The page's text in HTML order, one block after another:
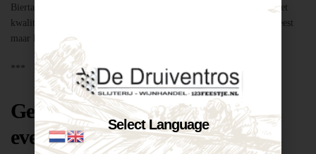
Biertap huren locatie Breda – snel geregeld via Druiventros.com, met
kwaliteit en service van Slijterij Breda “de Druiventros”. Laat het feest
maar komen!
***
Geschikt voor elk type feest of
evenement
Select Language